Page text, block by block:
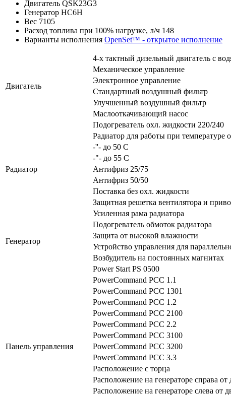
Двигатель QSK23G3
Генератор HC6H
Вес 7105
Расход топлива при 100% нагрузке, л/ч 148
Варианты исполнения OpenSet™ - открытое исполнение
Двигатель
4-х тактный дизельный двигатель с
Механическое управление
Электронное управление
Стандартный воздушный фильтр
Улучшенный воздушный фильтр
Маслооткачивающий насос
Радиатор
Подогреватель охл. жидкости 220/240
Радиатор для работы при температуре
-''- до 50 С
-"- до 55 С
Антифриз 25/75
Антифриз 50/50
Поставка без охл. жидкости
Защитная решетка вентилятора и
Усиленная рама радиатора
Генератор
Подогреватель обмоток радиатора
Защита от высокой влажности
Устройство управления для
Возбудитель на постоянных магнитах
Панель управления
Power Start PS 0500
PowerCommand PCC 1.1
PowerCommand PCC 1301
PowerCommand PCC 1.2
PowerCommand PCC 2100
PowerCommand PCC 2.2
PowerCommand PCC 3100
PowerCommand PCC 3200
PowerCommand PCC 3.3
Расположение с торца
Расположение на генераторе справа от
Расположение на генераторе слева от